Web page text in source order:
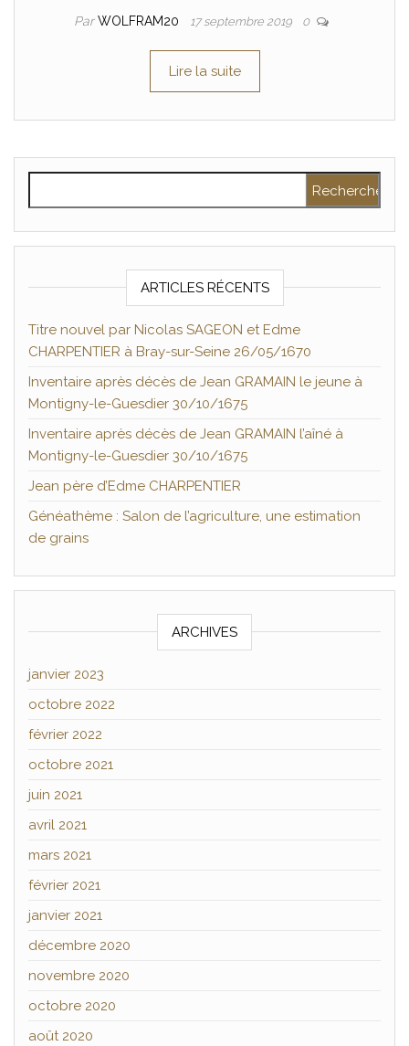
ParWOLFRAM20 17 septembre 2019 0
Lire la suite
ARTICLES RÉCENTS
Titre nouvel par Nicolas SAGEON et Edme
CHARPENTIER à Bray-sur-Seine 26/05/1670
Inventaire après décès de Jean GRAMAIN le jeune à
Montigny-le-Guesdier 30/10/1675
Inventaire après décès de Jean GRAMAIN l’aîné à
Montigny-le-Guesdier 30/10/1675
Jean père d’Edme CHARPENTIER
Généathème : Salon de l’agriculture, une estimation
de grains
ARCHIVES
janvier 2023
octobre 2022
février 2022
octobre 2021
juin 2021
avril 2021
mars 2021
février 2021
janvier 2021
décembre 2020
novembre 2020
octobre 2020
août 2020